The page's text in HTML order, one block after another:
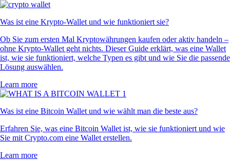
Was ist eine Krypto-Wallet und wie funktioniert sie?
Ob Sie zum ersten Mal Kryptowährungen kaufen oder aktiv handeln –
ohne Krypto-Wallet geht nichts. Dieser Guide erklärt, was eine Wallet
ist, wie sie funktioniert, welche Typen es gibt und wie Sie die passende
Lösung auswählen.
Learn more
Was ist eine Bitcoin Wallet und wie wählt man die beste aus?
Erfahren Sie, was eine Bitcoin Wallet ist, wie sie funktioniert und wie
Sie mit Crypto.com eine Wallet erstellen.
Learn more